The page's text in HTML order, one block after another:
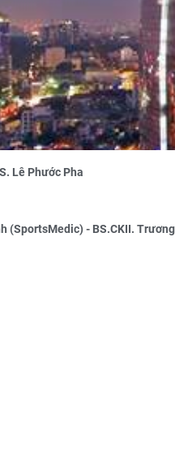
Lê Phước Pha
(SportsMedic) - BS.CKII.